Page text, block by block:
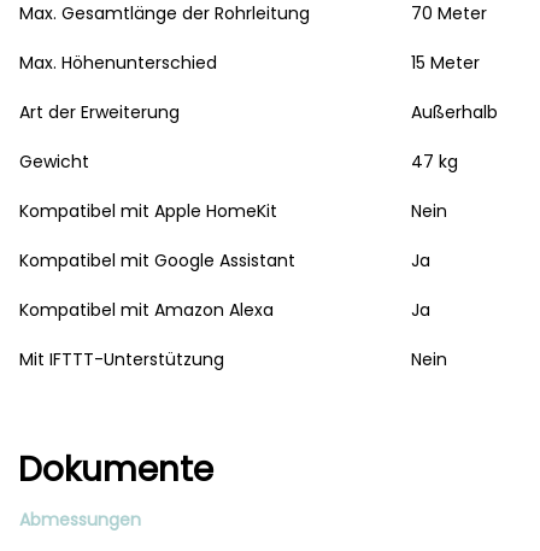
Max. Gesamtlänge der Rohrleitung 70 Meter
Max. Höhenunterschied 15 Meter
Art der Erweiterung Außerhalb
Gewicht 47 kg
Kompatibel mit Apple HomeKit Nein
Kompatibel mit Google Assistant Ja
Kompatibel mit Amazon Alexa Ja
Mit IFTTT-Unterstützung Nein
Dokumente
Abmessungen